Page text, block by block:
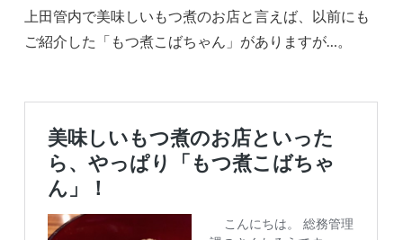
上田管内で美味しいもつ煮のお店と言えば、以前にも
ご紹介した「もつ煮こばちゃん」がありますが…。